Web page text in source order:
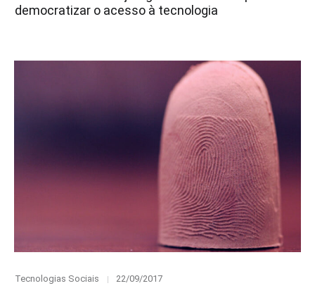
democratizar o acesso à tecnologia
Category
Tecnologias Sociais
Posted
22/09/2017